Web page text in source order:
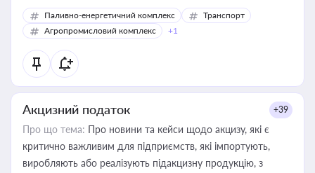
Паливно-енергетичний комплекс
Транспорт
Агропромисловий комплекс
+1
Акцизний податок +39
Про що тема: Про новини та кейси щодо акцизу, які є
критично важливим для підприємств, які імпортують,
виробляють або реалізують підакцизну продукцію, з